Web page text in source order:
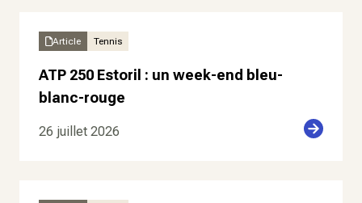
Article Tennis
ATP 250 Estoril : un week-end bleu-
blanc-rouge
26 juillet 2026